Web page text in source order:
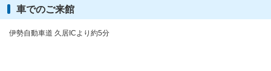
車でのご来館
伊勢自動車道 久居ICより約5分